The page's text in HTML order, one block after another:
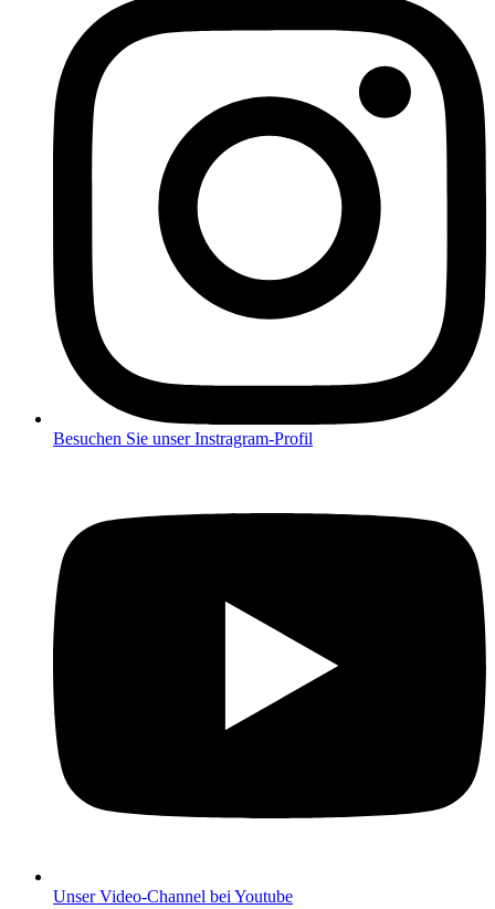
Besuchen Sie unser Instragram-Profil
Unser Video-Channel bei Youtube